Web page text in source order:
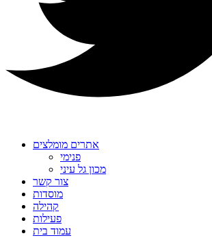
אתרים מומלצים
פנימי
מכון גל עיני
צור קשר
מוסדות
קהילה
פעילות
עמוד בית